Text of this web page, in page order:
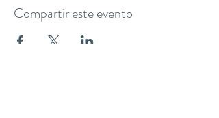
Compartir este evento